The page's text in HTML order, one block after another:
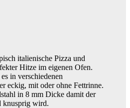
italienische Pizza und
Hitze im eigenen Ofen.
in verschiedenen
eckig, mit oder ohne Fettrinne.
in 8 mm Dicke damit der
knusprig wird.